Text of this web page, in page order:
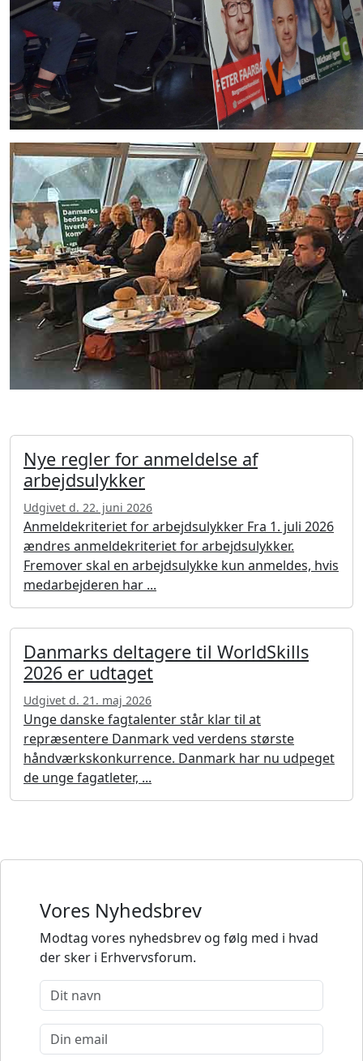
Nye regler for anmeldelse af
arbejdsulykker
Udgivet d. 22. juni 2026
Anmeldekriteriet for arbejdsulykker Fra 1. juli 2026
ændres anmeldekriteriet for arbejdsulykker.
Fremover skal en arbejdsulykke kun anmeldes, hvis
medarbejderen har ...
Danmarks deltagere til WorldSkills
2026 er udtaget
Udgivet d. 21. maj 2026
Unge danske fagtalenter står klar til at
repræsentere Danmark ved verdens største
håndværkskonkurrence. Danmark har nu udpeget
de unge fagatleter, ...
Vores Nyhedsbrev
Modtag vores nyhedsbrev og følg med i hvad
der sker i Erhvervsforum.